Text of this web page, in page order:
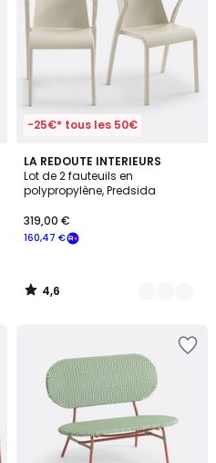
-25€* tous les 50€
LA REDOUTE INTERIEURS
Lot de 2 fauteuils en
polypropylène, Predsida
160,47 €
319,00 €
4,6
/ 5
2
Couleurs
4,6
/